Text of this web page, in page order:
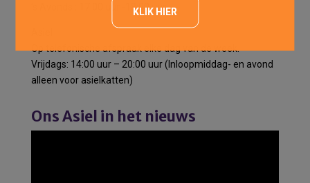
’s Avonds : 17:00 uur -18:00 uur
Op telefonische afspraak elke dag van de week.
Vrijdags: 14:00 uur – 20:00 uur (Inloopmiddag- en avond
alleen voor asielkatten)
Ons Asiel in het nieuws
KLIK HIER